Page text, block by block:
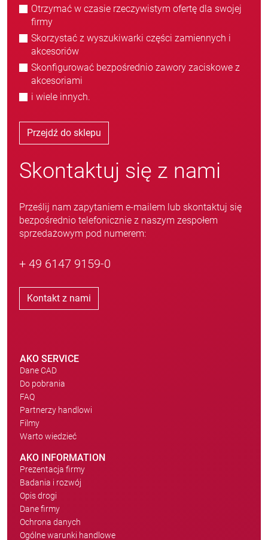
Otrzymać w czasie rzeczywistym ofertę dla swojej
firmy
Skorzystać z wyszukiwarki części zamiennych i
akcesoriów
Skonfigurować bezpośrednio zawory zaciskowe z
akcesoriami
i wiele innych.
Przejdź do sklepu
Skontaktuj się z nami
Prześlij nam zapytaniem e-mailem lub skontaktuj się
bezpośrednio telefonicznie z naszym zespołem
sprzedażowym pod numerem:
+ 49 6147 9159-0
Kontakt z nami
AKO SERVICE
Dane CAD
Do pobrania
FAQ
Partnerzy handlowi
Filmy
Warto wiedzieć
AKO INFORMATION
Prezentacja firmy
Badania i rozwój
Opis drogi
Dane firmy
Ochrona danych
Ogólne warunki handlowe